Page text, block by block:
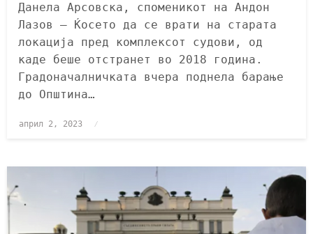
Данела Арсовска, споменикот на Андон
Лазов – Ќосето да се врати на старата
локација пред комплексот судови, од
каде беше отстранет во 2018 година.
Градоначалничката вчера поднела барање
до Општина…
април 2, 2023